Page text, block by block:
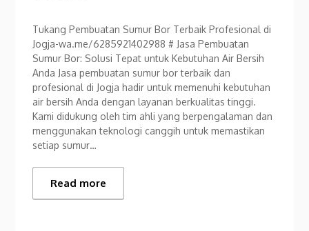
Tukang Pembuatan Sumur Bor Terbaik Profesional di
Jogja-wa.me/6285921402988 # Jasa Pembuatan
Sumur Bor: Solusi Tepat untuk Kebutuhan Air Bersih
Anda Jasa pembuatan sumur bor terbaik dan
profesional di Jogja hadir untuk memenuhi kebutuhan
air bersih Anda dengan layanan berkualitas tinggi.
Kami didukung oleh tim ahli yang berpengalaman dan
menggunakan teknologi canggih untuk memastikan
setiap sumur…
Read more